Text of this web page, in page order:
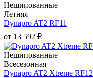
Нешипованные
Летняя
Dynapro AT2 RF11
от 13 592 ₽
Нешипованные
Всесезонная
Dynapro AT2 Xtreme RF12